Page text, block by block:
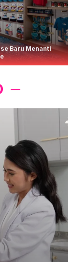
Baru Menanti